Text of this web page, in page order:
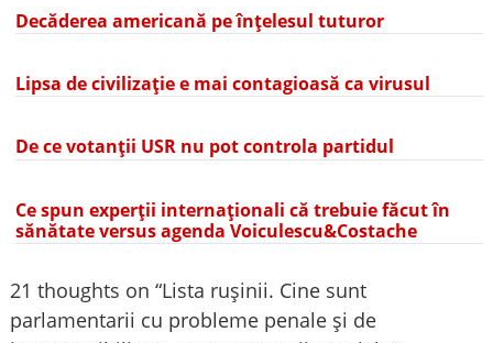
Decăderea americană pe înțelesul tuturor
Lipsa de civilizație e mai contagioasă ca virusul
De ce votanții USR nu pot controla partidul
Ce spun experții internaționali că trebuie făcut în
sănătate versus agenda Voiculescu&Costache
21 thoughts on “Lista ruşinii. Cine sunt
parlamentarii cu probleme penale şi de